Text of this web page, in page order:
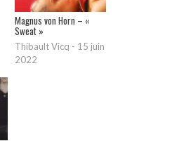
Magnus von Horn – «
Sweat »
Thibault Vicq - 15 juin
2022